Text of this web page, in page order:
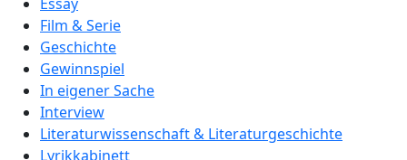
Film & Serie
Geschichte
Gewinnspiel
In eigener Sache
Interview
Literaturwissenschaft & Literaturgeschichte
Lyrikkabinett